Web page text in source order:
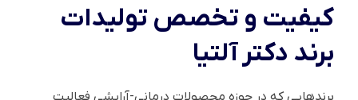
کیفیت و تخصص تولیدات
برند دکتر آلتیا
برندهایی که در حوزه محصولات درمانی-آرایشی فعالیت